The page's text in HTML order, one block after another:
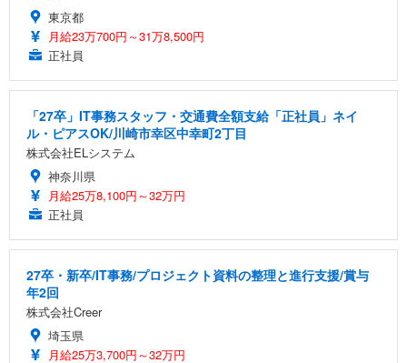
東京都
月給23万700円～31万8,500円
正社員
「27卒」IT事務スタッフ・交通費全額支給「正社員」ネイ
ル・ピアスOK/川崎市幸区中幸町2丁目
株式会社ELシステム
神奈川県
月給25万8,100円～32万円
正社員
27卒・新卒/IT事務/プロジェクト資料の整理と進行支援/賞与
年2回
株式会社Creer
埼玉県
月給25万3,700円～32万円